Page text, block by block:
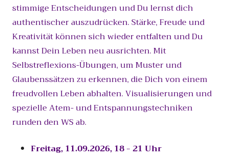
stimmige Entscheidungen und Du lernst dich
authentischer auszudrücken. Stärke, Freude und
Kreativität können sich wieder entfalten und Du
kannst Dein Leben neu ausrichten. Mit
Selbstreflexions-Übungen, um Muster und
Glaubenssätzen zu erkennen, die Dich von einem
freudvollen Leben abhalten. Visualisierungen und
spezielle Atem- und Entspannungstechniken
runden den WS ab.
Freitag, 11.09.2026, 18 - 21 Uhr